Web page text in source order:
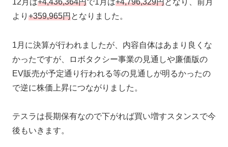
より +359,965円となりました。
1月に決算が行われましたが、内容自体はあまり良くな
かったですが、ロボタクシー事業の見通しや廉価版の
EV販売が予定通り行われる等の見通しが明るかったの
で逆に株価上昇につながりました。
テスラは長期保有なので下がれば買い増すスタンスで今
後もいきます。